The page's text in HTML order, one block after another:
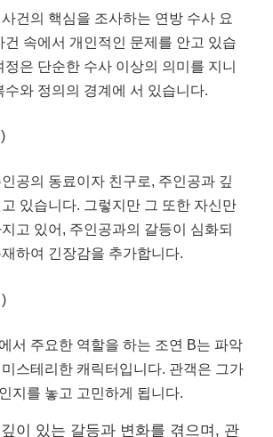
건의 핵심을 조사하는 연방 수사 요
건 속에서 개인적인 문제를 안고 있습
정은 단순한 수사 이상의 의미를 지니
수와 정의의 경계에 서 있습니다.
공의 동료이자 친구로, 주인공과 깊
있습니다. 그렇지만 그 또한 자신만
고 있어, 주인공과의 갈등이 심화되
하여 긴장감을 추가합니다.
서 주요한 역할을 하는 조연 B는 파악
스테리한 캐릭터입니다. 관객은 그가
지를 놓고 고민하게 됩니다.
이 있는 갈등과 변화를 겪으며, 관